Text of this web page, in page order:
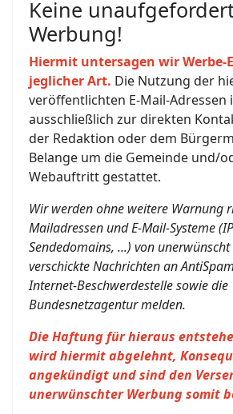
Keine
Werbung!
Hiermit untersagen wir Werbe-
jeglicher Art. Die Nutzung der
veröffentlichten E-Mail-Adressen
ausschließlich zur direkten
der Redaktion oder dem
Belange um die Gemeinde und/
Webauftritt gestattet.
Wir werden ohne weitere Warnung
Mailadressen und E-Mail-Systeme
Sendedomains, ...) von
verschickte Nachrichten an
Internet-Beschwerdestelle sowie die
Bundesnetzagentur melden.
Die Haftung für hieraus
wird hiermit abgelehnt,
angekündigt und sind den
unerwünschter Werbung somit